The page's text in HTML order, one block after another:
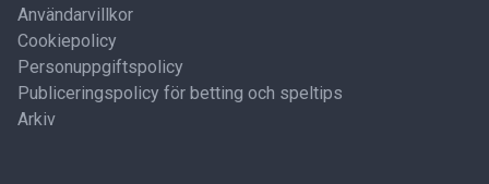
Användarvillkor
Cookiepolicy
Personuppgiftspolicy
Publiceringspolicy för betting och speltips
Arkiv